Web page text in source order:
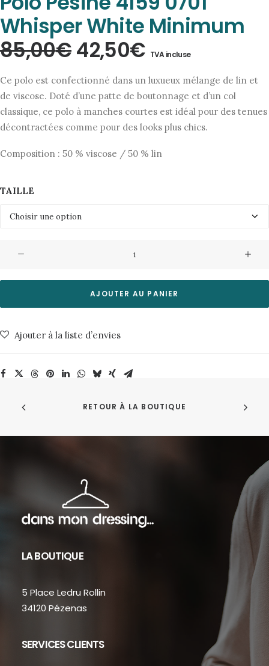
Whisper White Minimum
85,00€Le
prix
initial
était :
85,00€.
42,50€Le
prix
actuel
est :
42,50€.
TVA incluse
Ce polo est confectionné dans un luxueux mélange de lin et
de viscose. Doté d’une patte de boutonnage et d’un col
classique, ce polo à manches courtes est idéal pour des tenues
décontractées comme pour des looks plus chics.
Composition : 50 % viscose / 50 % lin
TAILLE
Polo
4159
Whisper
Minimum
AJOUTER AU PANIER
Ajouter à la liste d’envies
RETOUR À LA BOUTIQUE
LA BOUTIQUE
5 Place Ledru Rollin
34120 Pézenas
SERVICES CLIENTS